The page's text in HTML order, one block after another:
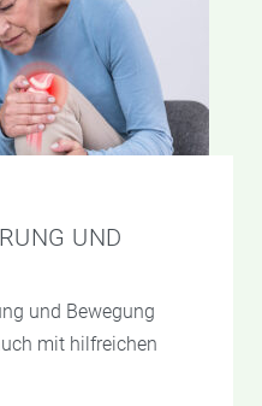
UND
und Bewegung
mit hilfreichen